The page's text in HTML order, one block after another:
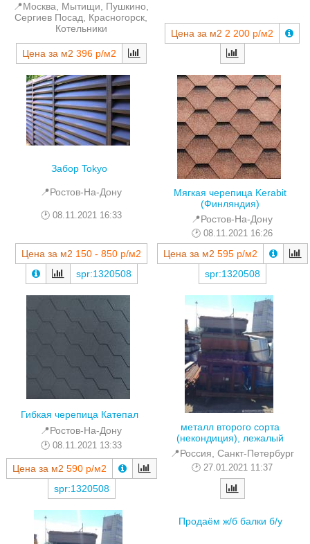
📍Москва, Мытищи, Пушкино,
Сергиев Посад, Красногорск,
Котельники
Цена за м2 396 р/м2
Цена за м2 2 200 р/м2
Забор Tokyo
📍Ростов-На-Дону
08.11.2021 16:33
Цена за м2 150 - 850 р/м2
spr:1320508
Мягкая черепица Kerabit
(Финляндия)
📍Ростов-На-Дону
08.11.2021 16:26
Цена за м2 595 р/м2
spr:1320508
Гибкая черепица Катепал
📍Ростов-На-Дону
08.11.2021 13:33
Цена за м2 590 р/м2
spr:1320508
металл второго сорта
(некондиция), лежалый
📍Россия, Санкт-Петербург
27.01.2021 11:37
Продаём ж/б балки б/у